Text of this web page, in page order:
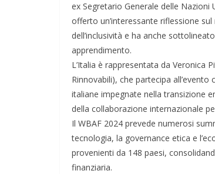
ex Segretario Generale delle Nazioni
offerto un’interessante riflessione
dell’inclusività e ha anche
apprendimento.
L’Italia è rappresentata da Veronica
Rinnovabili), che partecipa
italiane impegnate nella transizione
della collaborazione internazionale
Il WBAF 2024 prevede numerosi
tecnologia, la governance etica e
provenienti da 148 paesi,
finanziaria.